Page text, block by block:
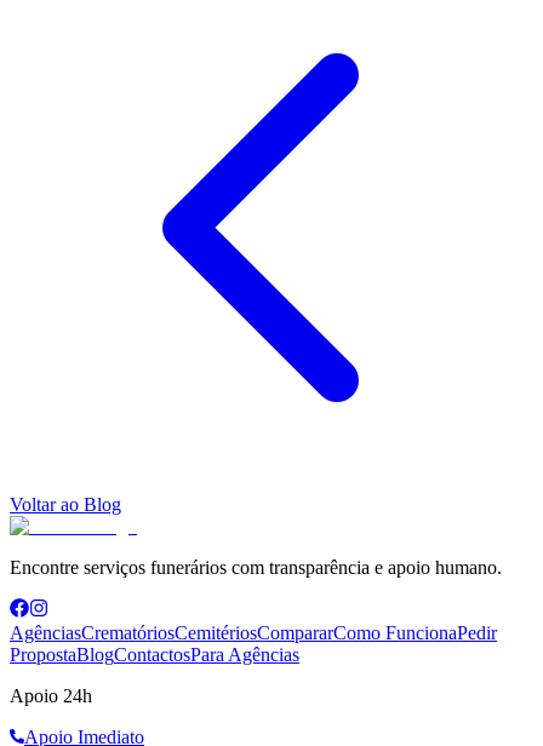
Voltar ao Blog
Encontre serviços funerários com transparência e apoio humano.
AgênciasCrematóriosCemitériosCompararComo FuncionaPedir
PropostaBlogContactosPara Agências
Apoio 24h
Apoio Imediato